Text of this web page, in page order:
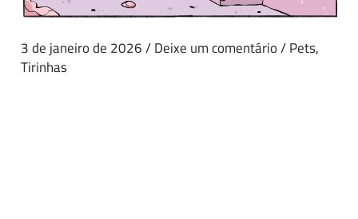
3 de janeiro de 2026/Deixe um comentário/Pets,
Tirinhas